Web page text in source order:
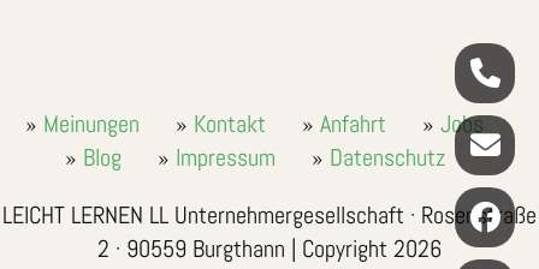
Meinungen Kontakt Anfahrt
Jobs
Blog
Impressum
Datenschutz
LEICHT LERNEN LL Unternehmergesellschaft · Rosenstraße
2 · 90559 Burgthann | Copyright 2026